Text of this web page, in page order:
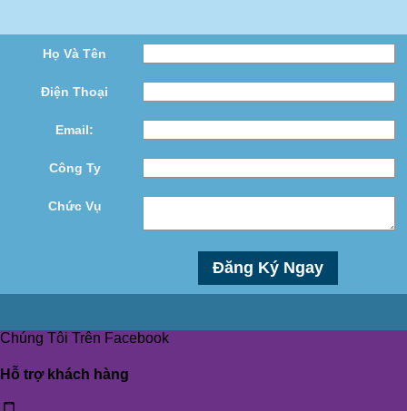
Họ Và Tên
Điện Thoại
Email:
Công Ty
Chức Vụ
Chúng Tôi Trên Facebook
Hỗ trợ khách hàng